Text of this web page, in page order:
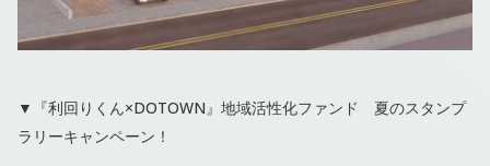
▼『利回りくん×DOTOWN』地域活性化ファンド 夏のスタンプ
ラリーキャンペーン！